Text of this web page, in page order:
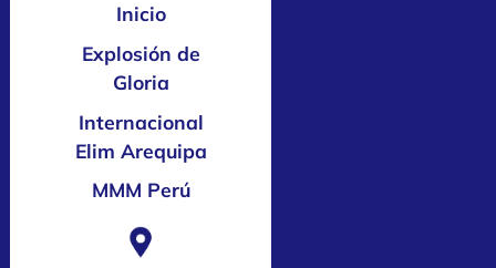
Inicio
Explosión de
Gloria
Internacional
Elim Arequipa
MMM Perú